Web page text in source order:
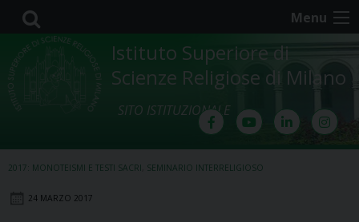
Skip
content
Menu
Istituto Superiore di
Scienze Religiose di Milano
SITO ISTITUZIONALE
2017: MONOTEISMI E TESTI SACRI SEMINARIO INTERRELIGIOSO
24 MARZO 2017